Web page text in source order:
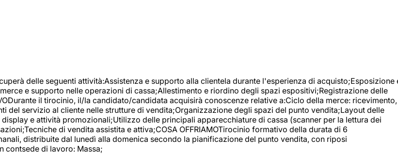
delle seguenti attività:Assistenza e supporto alla clientela durante l'esperienza di acquisto;Esposizione
e supporto nelle operazioni di cassa;Allestimento e riordino degli spazi espositivi;Registrazione delle
il tirocinio, il/la candidato/candidata acquisirà conoscenze relative a:Ciclo della merce: ricevimento,
del servizio al cliente nelle strutture di vendita;Organizzazione degli spazi del punto vendita;Layout delle
e attività promozionali;Utilizzo delle principali apparecchiature di cassa (scanner per la lettura dei
di vendita assistita e attiva;COSA OFFRIAMOTirocinio formativo della durata di 6
distribuite dal lunedì alla domenica secondo la pianificazione del punto vendita, con riposi
contsede di lavoro: Massa;